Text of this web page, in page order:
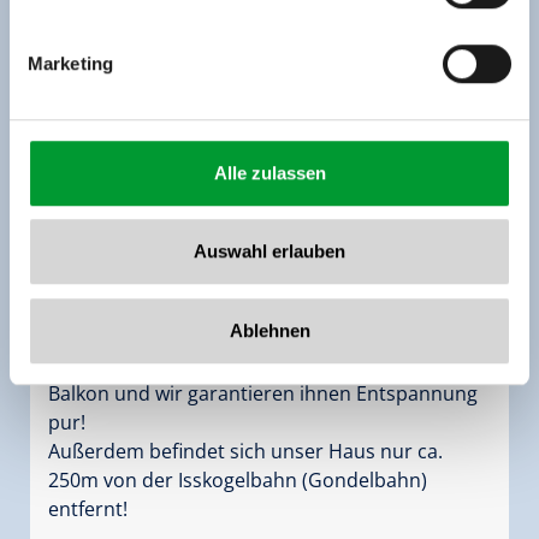
Marketing
Alle zulassen
Auswahl erlauben
Ablehnen
Zimmergröße:15 m² |Belegung:1 - 3 Personen
Unsere Zimmer sind alle mit einer herrliche
Aussicht ins wunderschöne Schönachtal
Genießen Sie den herrlichen Ausblick auf dem
Balkon und wir garantieren ihnen Entspannung
pur!
Außerdem befindet sich unser Haus nur ca.
250m von der Isskogelbahn (Gondelbahn)
entfernt!